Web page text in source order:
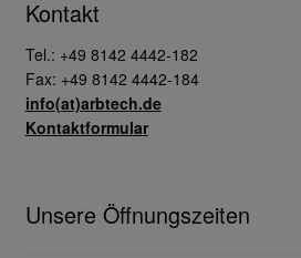
Kontakt
Tel.: +49 8142 4442-182
Fax: +49 8142 4442-184
info(at)arbtech.de
Kontaktformular
Unsere Öffnungszeiten